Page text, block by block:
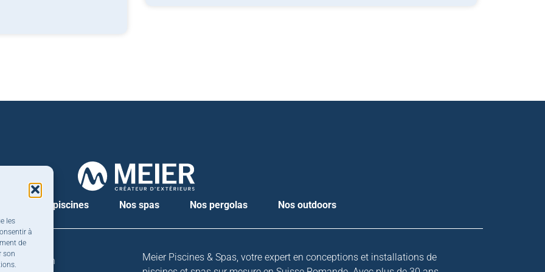
les
à
de
son
Nos piscines Nos spas Nos pergolas Nos outdoors
h - h
Meier Piscines & Spas, votre expert en conceptions et installations de